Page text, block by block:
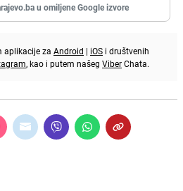
u omiljene Google izvore
aplikacije za Android | iOS i društvenih
, kao i putem našeg ViberChata.